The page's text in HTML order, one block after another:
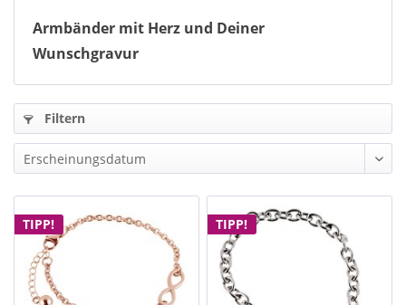
Armbänder mit Herz und Deiner
Wunschgravur
Filtern
TIPP! TIPP!